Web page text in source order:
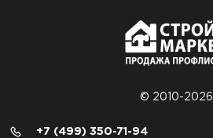
© 2010-2026
+7 (499) 350-71-94